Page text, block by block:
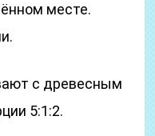
месте.
с древесным
5:1:2.